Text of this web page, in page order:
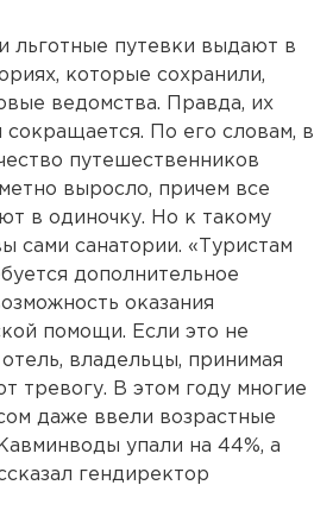
льготные путевки выдают в
которые сохранили,
ведомства. Правда, их
сокращается. По его словам, в
путешественников
выросло, причем все
в одиночку. Но к такому
сами санатории. «Туристам
дополнительное
оказания
помощи. Если это не
владельцы, принимая
тревогу. В этом году многие
даже ввели возрастные
упали на 44%, а
гендиректор